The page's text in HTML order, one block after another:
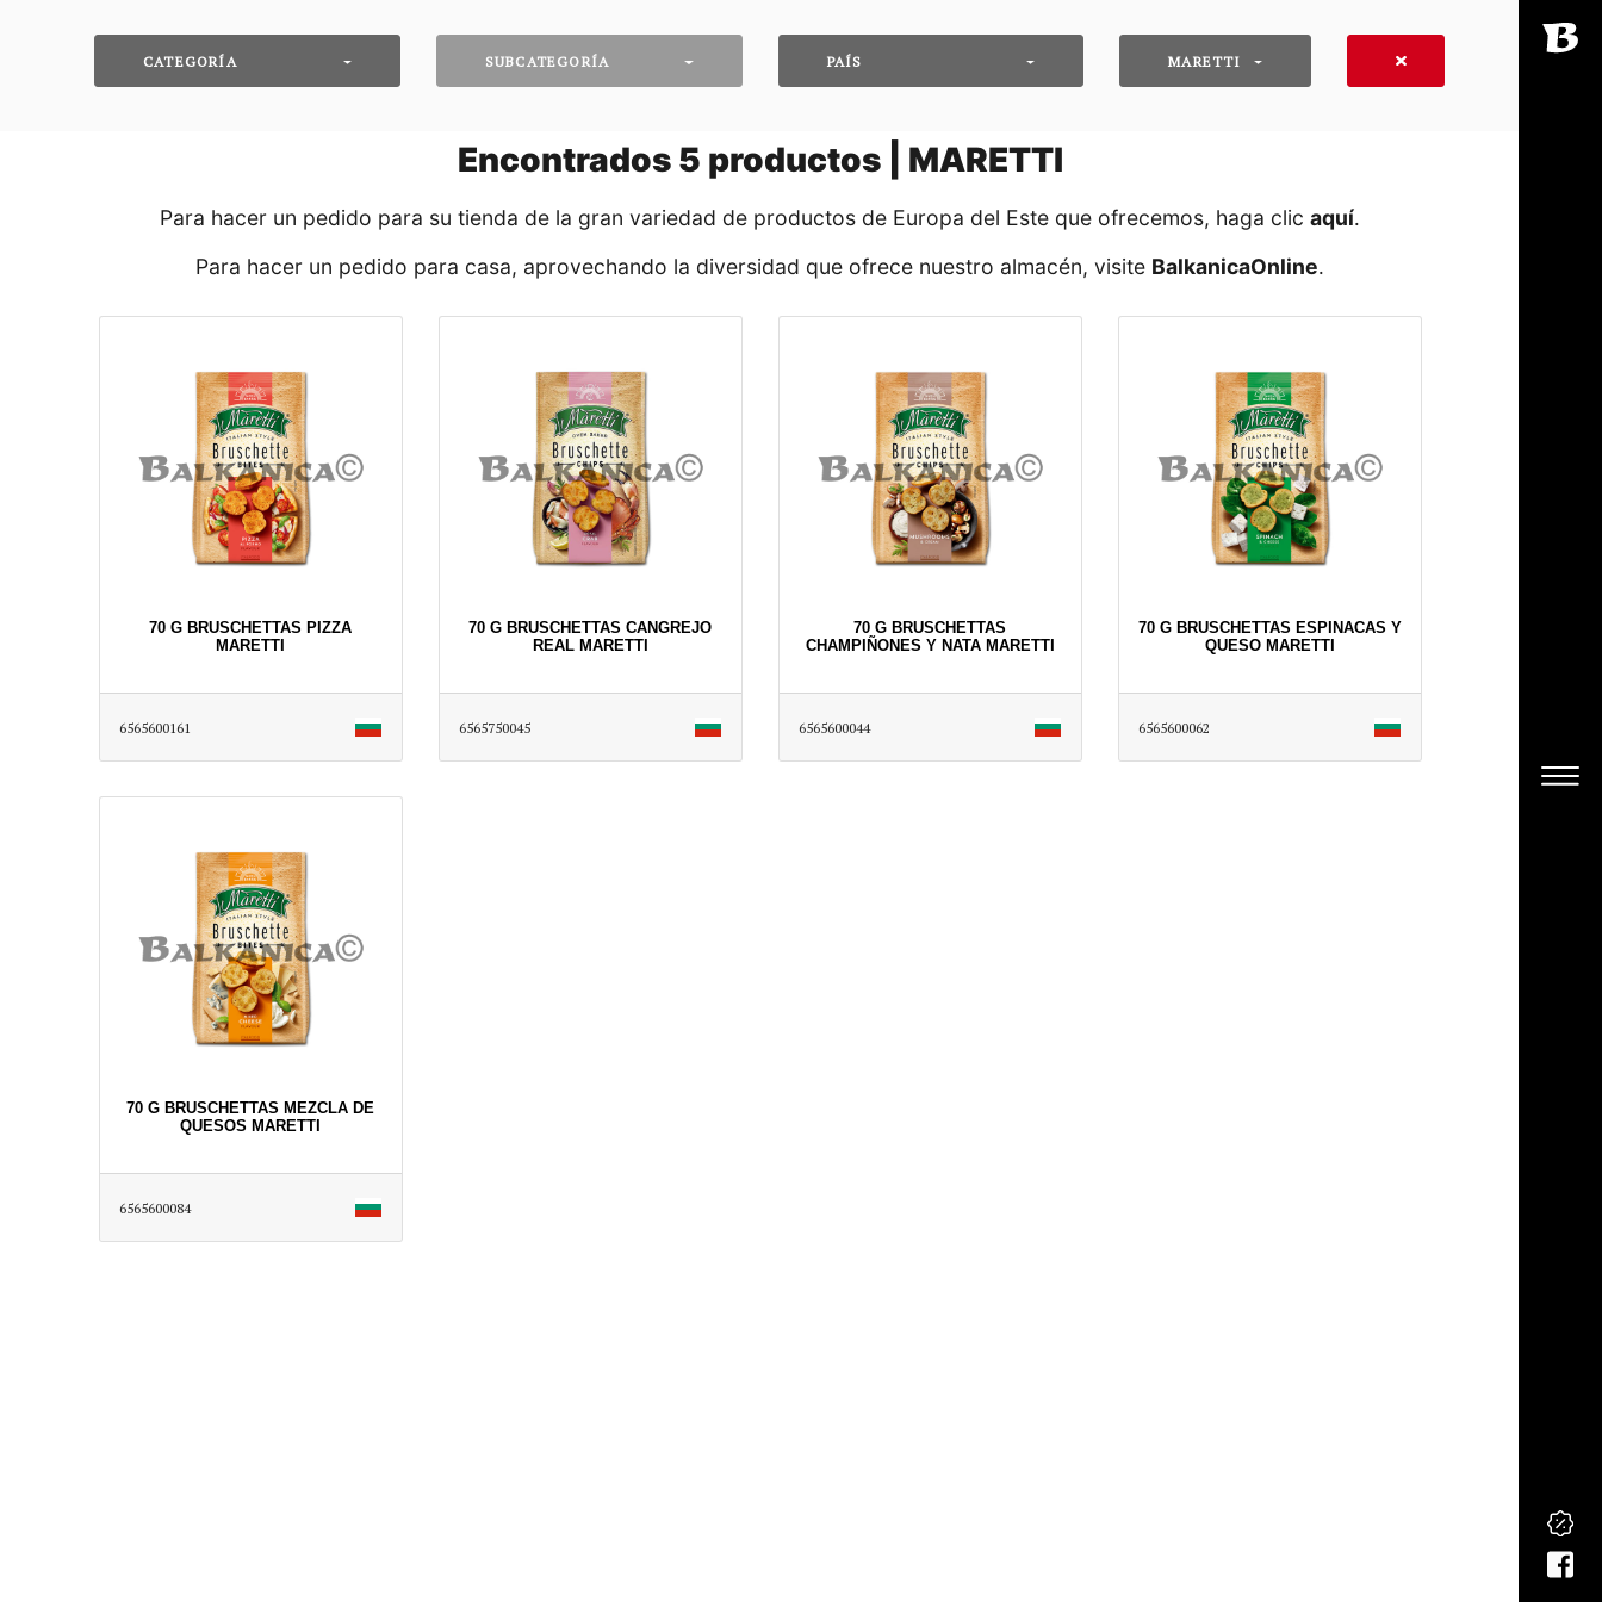
CATEGORÍA SUBCATEGORÍA PAÍS MARETTI
Encontrados 5 productos | MARETTI
Para hacer un pedido para su tienda de la gran variedad de productos de Europa del Este que ofrecemos, haga clic aquí․
Para hacer un pedido para casa, aprovechando la diversidad que ofrece nuestro almacén, visite BalkanicaOnline․
70 G BRUSCHETTAS PIZZA
MARETTI
6565600161
70 G BRUSCHETTAS CANGREJO
REAL MARETTI
6565750045
70 G BRUSCHETTAS
CHAMPIÑONES Y NATA MARETTI
6565600044
70 G BRUSCHETTAS ESPINACAS Y
QUESO MARETTI
6565600062
70 G BRUSCHETTAS MEZCLA DE
QUESOS MARETTI
6565600084